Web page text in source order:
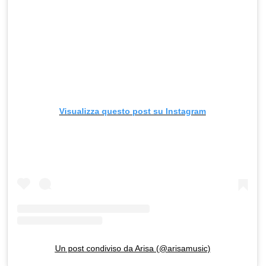
Visualizza questo post su Instagram
Un post condiviso da Arisa (@arisamusic)